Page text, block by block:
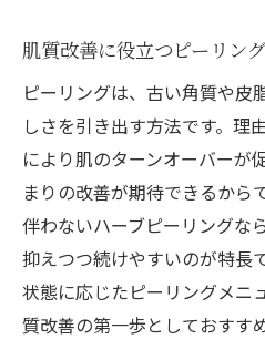
肌の変化を実感する
痩身と美肌を同時
セルライトが気に
効率良く美肌を目指す
肌質改善に役立つ
通い放題システム
痩身と肌ケアを両
札幌で評判の高い
肌質改善に役立つピーリン
ピーリングは、古い角質や皮
しさを引き出す方法です。理
により肌のターンオーバーが
まりの改善が期待できるから
伴わないハーブピーリングな
抑えつつ続けやすいのが特長
状態に応じたピーリングメニ
質改善の第一歩としておすす